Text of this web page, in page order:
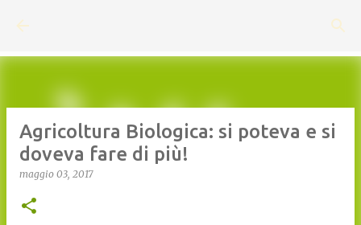
Agricoltura Biologica: si poteva e si
doveva fare di più!
maggio 03, 2017